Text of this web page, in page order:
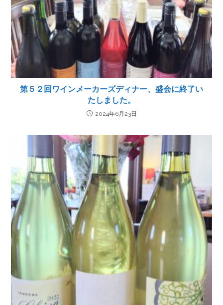
第５２回ワインメーカーズディナー、盛会に終了い
たしました。
2024年6月23日